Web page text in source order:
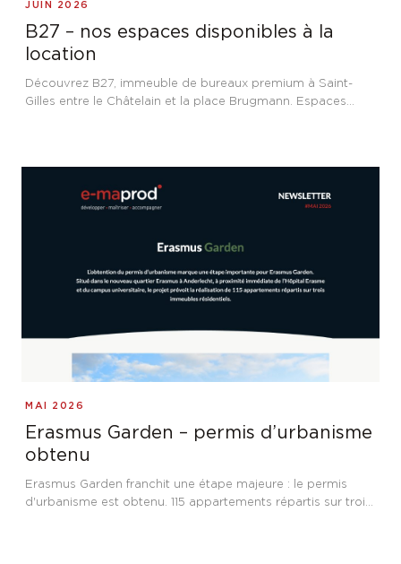
JUIN 2026
B27 – nos espaces disponibles à la
location
Découvrez B27, immeuble de bureaux premium à Saint-
Gilles entre le Châtelain et la place Brugmann. Espaces
MAI 2026
Erasmus Garden – permis d’urbanisme
obtenu
Erasmus Garden franchit une étape majeure : le permis
d'urbanisme est obtenu. 115 appartements répartis sur trois